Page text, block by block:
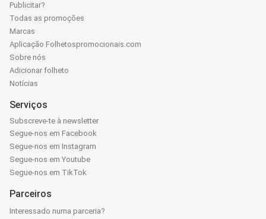
Publicitar?
Todas as promoções
Marcas
Aplicação Folhetospromocionais.com
Sobre nós
Adicionar folheto
Notícias
Serviços
Subscreve-te à newsletter
Segue-nos em Facebook
Segue-nos em Instagram
Segue-nos em Youtube
Segue-nos em TikTok
Parceiros
Interessado numa parceria?